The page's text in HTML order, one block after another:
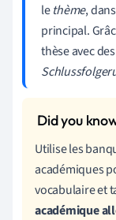
lethème,
principal.
thèse avec
Utilise les
académiques
vocabulaire et
académique